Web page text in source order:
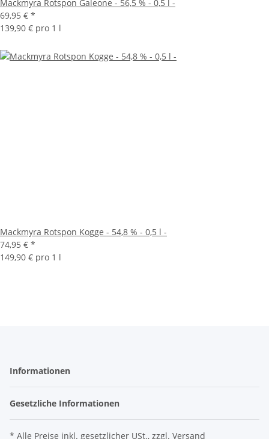
Mackmyra Rotspon Galeone - 56,5 % - 0,5 l -
69,95 € *
139,90 € pro 1 l
Mackmyra Rotspon Kogge - 54,8 % - 0,5 l -
74,95 € *
149,90 € pro 1 l
Informationen
Gesetzliche Informationen
* Alle Preise inkl. gesetzlicher USt., zzgl. Versand